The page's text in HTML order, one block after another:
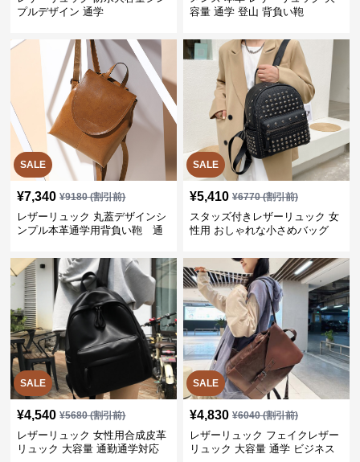
プルデザイン 通学
容量 通学 登山 背負い鞄
SALE
¥7,340 ¥9180(割引前)
レザーリュック 丸蓋デザインシ
ンプル本革通学用背負い鞄 通
SALE
¥5,410 ¥6770(割引前)
スタッズ付きレザーリュック 女
性用 おしゃれな小さめバッグ
SALE
¥4,540 ¥5680(割引前)
レザーリュック 女性用合成皮革
リュック 大容量 通勤通学対応
SALE
¥4,830 ¥6040(割引前)
レザーリュック フェイクレザー
リュック 大容量 通学 ビジネス